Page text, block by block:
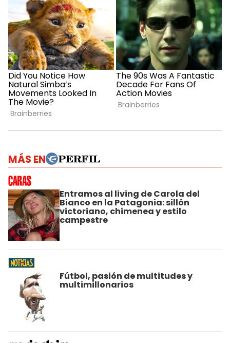
MÁS EN
Entramos al living de Carola del
Bianco en la Patagonia: sillón
victoriano, chimenea y estilo
campestre
Fútbol, pasión de multitudes y
multimillonarios